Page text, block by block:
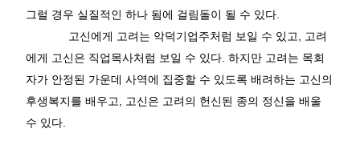
그럴 경우 실질적인 하나 됨에 걸림돌이 될 수 있다
고신에게 고려는 악덕기업주처럼 보일 수 있고
고려
에게 고신은 직업목사처럼 보일 수 있다 하지만 고려는 목회
자가 안정된 가운데 사역에 집중할 수 있도록 배려하는 고신의
후생복지를 배우고
고신은 고려의 헌신된 종의 정신을 배울
수 있다